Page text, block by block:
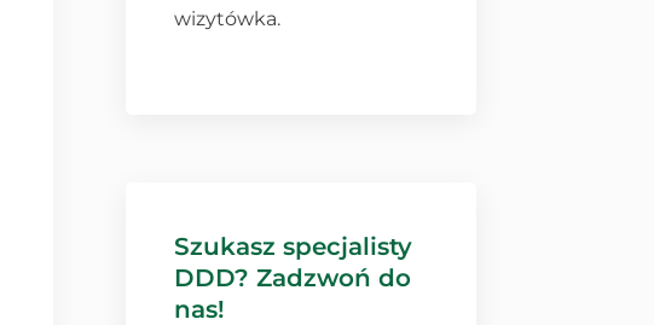
wizytówka.
Szukasz specjalisty
DDD? Zadzwoń do
nas!